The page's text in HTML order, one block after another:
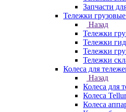
Запчасти
Тележки
Назад
Тележки
Тележки
Тележки
Тележки
Колеса для
Назад
Колеса для
Колеса
Колеса